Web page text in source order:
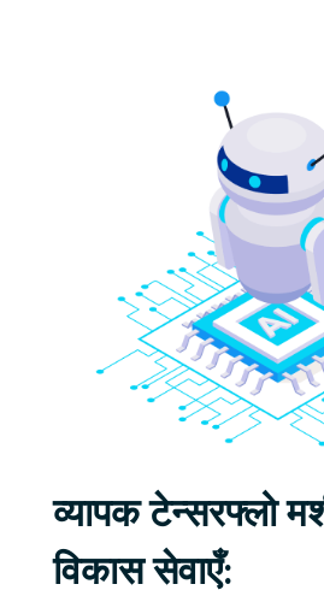
व्यापक टेन्सरफ्लो
विकास सेवाएँ: